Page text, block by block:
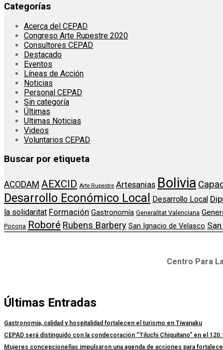
Categorías
Acerca del CEPAD
Congreso Arte Rupestre 2020
Consultores CEPAD
Destacado
Eventos
Líneas de Acción
Noticias
Personal CEPAD
Sin categoría
Últimas
Ultimas Noticias
Videos
Voluntarios CEPAD
Buscar por etiqueta
ACODAM AEXCID Arte Rupestre Artesanias Bolivia
Desarrollo Económico Local Desarrollo Local
la solidaritat Formación Gastronomía Generalitat Valenciana
Pocona Roboré Rubens Barbery San Ignacio de Velasco
Centro Para
Últimas Entradas
Gastronomía, calidad y hospitalidad fortalecen el turismo en Tiwanaku
CEPAD será distinguido con la condecoración “Tiluchi Chiquitano” en el
Mujeres concepcioneñas impulsaron una agenda de acciones para